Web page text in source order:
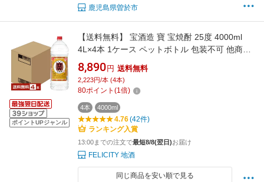
鹿児島県曽於市
ポイントUPジャンル
【送料無料】 宝酒造 寶 宝焼酎 25度 4000ml
4L×4本 1ケース ペットボトル 包装不可 他商品
と同梱不可 クール便不可
8,890 円 送料無料
2,223円/本 (4本)
80ポイント (1倍)
4本 4000ml
4.76(42件)
ランキング入賞
13:00までの注文で最短8/8(翌日)お届け
FELICITY 地酒
同じ商品を安い順で見る